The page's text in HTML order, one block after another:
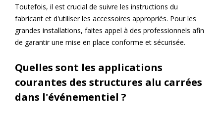
Toutefois, il est crucial de suivre les instructions du
fabricant et d'utiliser les accessoires appropriés. Pour les
grandes installations, faites appel à des professionnels afin
de garantir une mise en place conforme et sécurisée.
Quelles sont les applications
courantes des structures alu carrées
dans l'événementiel ?